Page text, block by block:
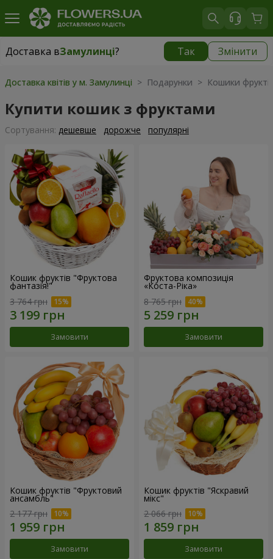
Доставка вЗамулинці? Так Змінити
Доставка вЗамулинці|
Доставка квітів у м. Замулинці > Подарунки > Кошики
Купити кошик з фруктами
Сортування: дешевше дорожче популярні
Кошик фруктів "Фруктова
фантазія!"
3 764 грн
Замовити
Фруктова композиція
«Коста-Ріка»
8 765 грн
Замовити
Кошик фруктів "Фруктовий
ансамбль"
2 177 грн
Замовити
Кошик фруктів "Яскравий
мікс"
2 066 грн
Замовити